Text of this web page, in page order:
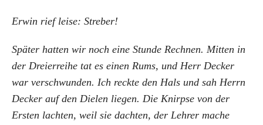
Erwin rief leise: Streber!
Später hatten wir noch eine Stunde Rechnen. Mitten in
der Dreierreihe tat es einen Rums, und Herr Decker
war verschwunden. Ich reckte den Hals und sah Herrn
Decker auf den Dielen liegen. Die Knirpse von der
Ersten lachten, weil sie dachten, der Lehrer mache